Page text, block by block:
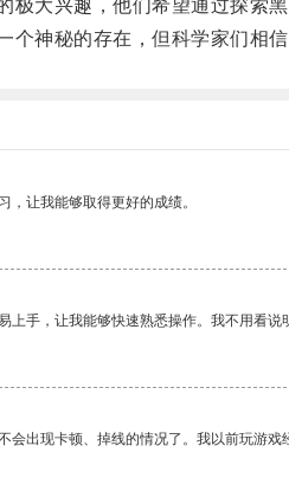
大兴趣，他们希望通过探索黑
神秘的存在，但科学家们相信
让我能够取得更好的成绩。
手，让我能够快速熟悉操作。我不用看说
出现卡顿、掉线的情况了。我以前玩游戏